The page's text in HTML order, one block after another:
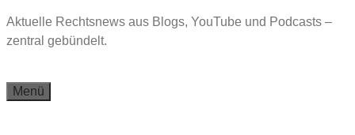
Zum
Inhalt
Aktuelle Rechtsnews aus Blogs, YouTube und Podcasts –
zentral gebündelt.
Menü